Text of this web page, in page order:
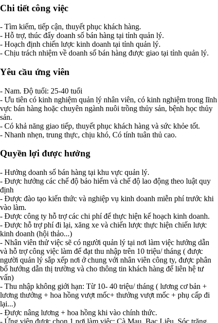
Chi tiết công việc
- Tìm kiếm, tiếp cận, thuyết phục khách hàng.
- Hỗ trợ, thúc đẩy doanh số bán hàng tại tỉnh quản lý.
- Hoạch định chiến lược kinh doanh tại tỉnh quản lý.
- Chịu trách nhiệm về doanh số bán hàng được giao tại tỉnh quản lý.
Yêu cầu ứng viên
- Nam. Độ tuổi: 25-40 tuổi
- Ưu tiên có kinh nghiệm quản lý nhân viên, có kinh nghiệm trong lĩnh
vực bán hàng hoặc chuyên ngành nuôi trồng thủy sản, bệnh học thủy
sản.
- Có khả năng giao tiếp, thuyết phục khách hàng và sức khỏe tốt.
- Nhanh nhẹn, trung thực, chịu khó, Có tính tuân thủ cao.
Quyền lợi được hưởng
- Hưởng doanh số bán hàng tại khu vực quản lý.
- Được hưởng các chế độ bảo hiểm và chế độ lao động theo luật quy
định
- Được đào tạo kiến thức và nghiệp vụ kinh doanh miễn phí trước khi
vào làm.
- Được công ty hỗ trợ các chi phí để thực hiện kế hoạch kinh doanh.
- Được hỗ trợ phí đi lại, xăng xe và chiến lược thực hiện chiến lược
kinh doanh (hội thảo...)
- Nhân viên thử việc sẽ có người quản lý tại nơi làm việc hướng dẫn
và hỗ trợ công việc làm để đạt thu nhập trên 10 triệu/ tháng ( được
người quản lý sắp xếp nơi ở chung với nhân viên công ty, được phân
bổ hướng dẫn thị trường và cho thông tin khách hàng để liên hệ tư
vấn)
- Thu nhập không giới hạn: Từ 10- 40 triệu/ tháng ( lương cơ bản +
lương thưởng + hoa hồng vượt mốc+ thưởng vượt mốc + phụ cấp đi
lại...)
- Được nâng lương + hoa hồng khi vào chính thức.